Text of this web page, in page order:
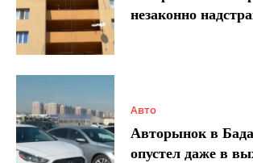
незаконно
Авто
Авторынок в
опустел даже в